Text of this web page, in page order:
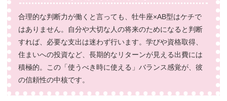
合理的な判断力が働くと言っても、牡牛座×AB型はケチで
はありません。自分や大切な人の将来のためになると判断
すれば、必要な支出は迷わず行います。学びや資格取得、
住まいへの投資など、長期的なリターンが見える出費には
積極的。この「使うべき時に使える」バランス感覚が、彼
の信頼性の中核です。